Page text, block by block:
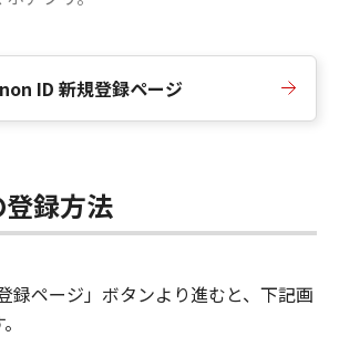
ID 新規登録ページ
録方法
録ページ」ボタンより進むと、下記画